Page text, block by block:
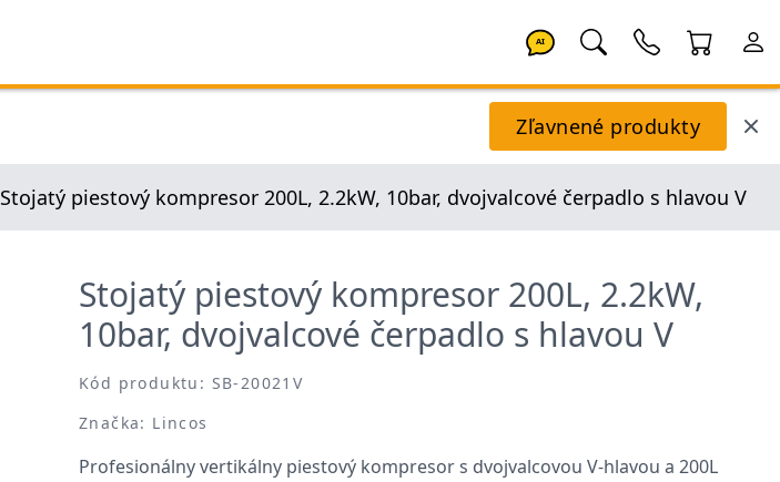
AI
Zľavnené produkty
Stojatý piestový kompresor 200L, 2.2kW, 10bar, dvojvalcové čerpadlo s hlavou V
Stojatý piestový kompresor 200L, 2.2kW,
10bar, dvojvalcové čerpadlo s hlavou V
Kód produktu: SB-20021V
Značka: Lincos
Profesionálny vertikálny piestový kompresor s dvojvalcovou V-hlavou a 200L